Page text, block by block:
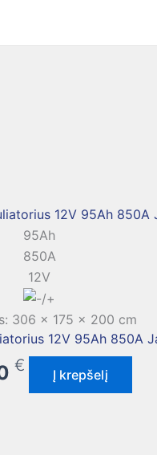
95Ah
850A
12V
306 × 175 × 200 cm
12V 95Ah 850A
€ Į krepšelį